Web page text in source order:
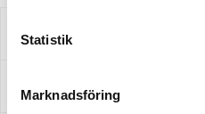
Statistik
Marknadsföring
Beskrivning